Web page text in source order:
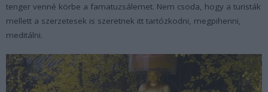
tenger venné körbe a famatuzsálemet. Nem csoda, hogy a turisták
mellett a szerzetesek is szeretnek itt tartózkodni, megpihenni,
meditálni.